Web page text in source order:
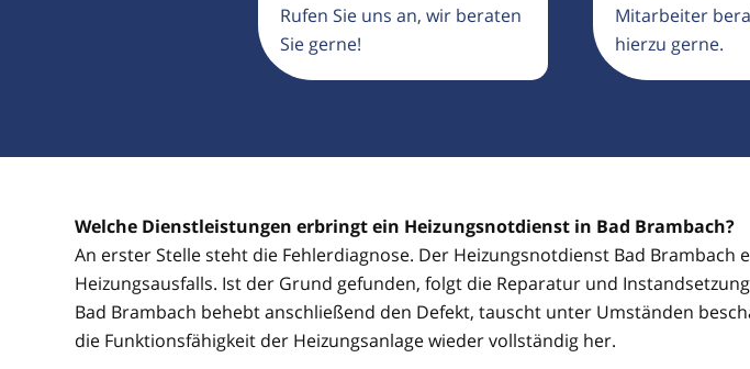
Rufen Sie uns an, wir beraten
Sie gerne!
Mitarbeiter
hierzu gerne.
Welche Dienstleistungen erbringt ein Heizungsnotdienst in Bad Brambach?
An erster Stelle steht die Fehlerdiagnose. Der Heizungsnotdienst Bad Brambach
Heizungsausfalls. Ist der Grund gefunden, folgt die Reparatur und
Bad Brambach behebt anschließend den Defekt, tauscht unter Umständen
die Funktionsfähigkeit der Heizungsanlage wieder vollständig her.